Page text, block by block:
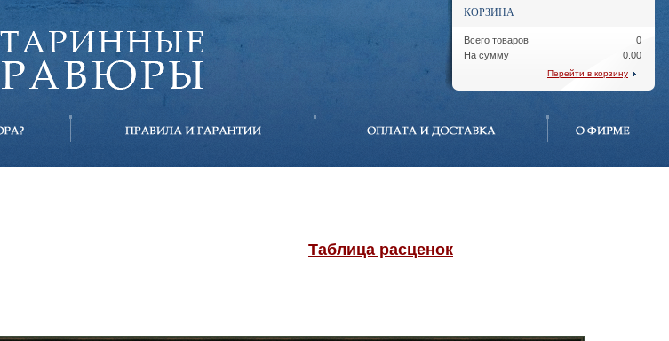
КОРЗИНА
Всего товаров
На сумму
0
0.00
Перейти в корзину
Таблица расценок